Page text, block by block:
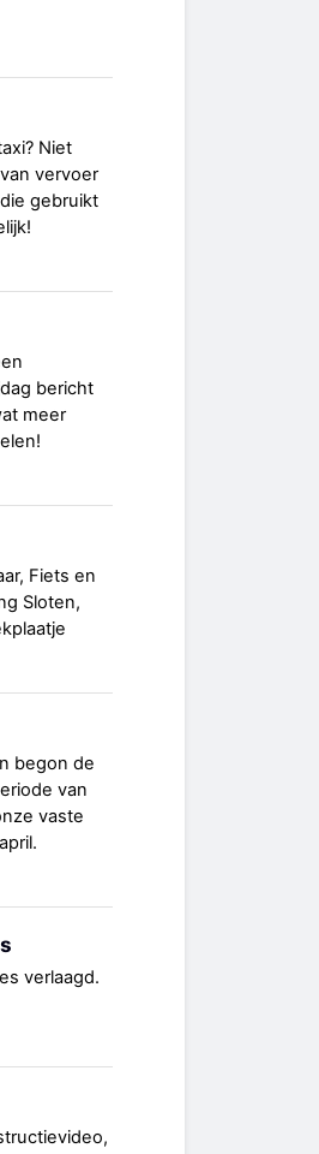
Niet
vervoer
gebruikt
bericht
meer
Fiets en
Sloten,
begon de
van
vaste
verlaagd.